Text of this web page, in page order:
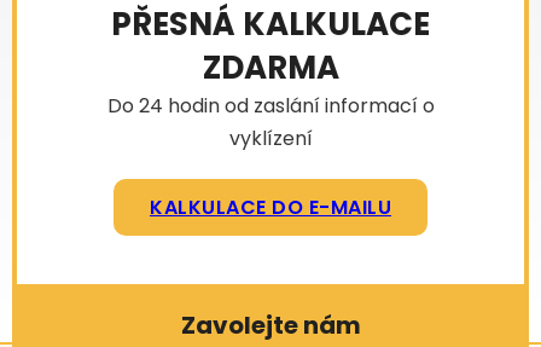
PŘESNÁ KALKULACE
ZDARMA
Do 24 hodin od zaslání informací o
vyklízení
KALKULACE DO E-MAILU
Zavolejte nám